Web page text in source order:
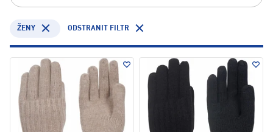
ŽENY ODSTRANIT FILTR